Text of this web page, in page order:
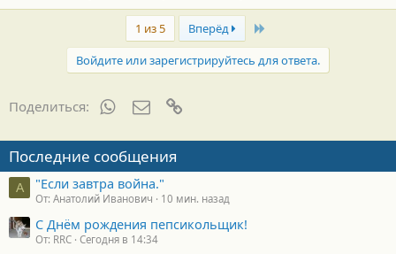
1 из 5 Вперёд Last
Войдите или зарегистрируйтесь для ответа.
Поделиться: WhatsAppЭлектронная почта
Последние сообщения
А "Если завтра война."
От: Анатолий Иванович 10 мин. назад
С Днём рождения пепсикольщик!
От: RRC Сегодня в 14:34